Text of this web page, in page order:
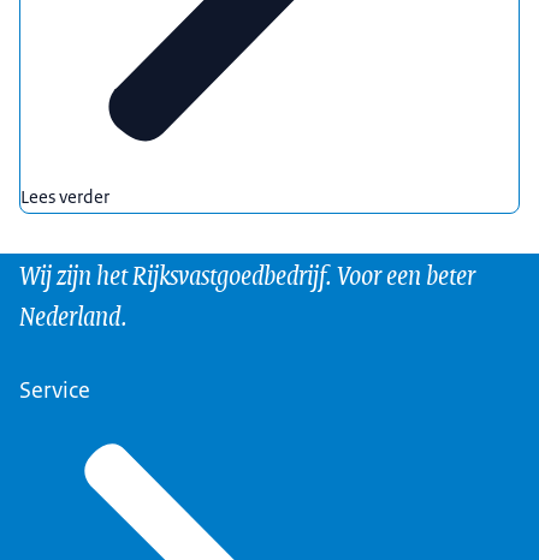
Lees verder
Wij zijn het Rijksvastgoedbedrijf. Voor een beter
Nederland.
Service